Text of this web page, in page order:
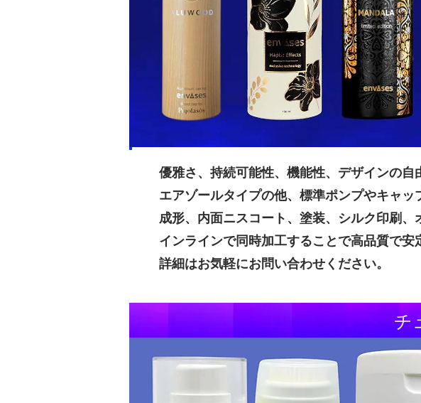
優雅さ、持続可能性、機能性、デザインの自
エアゾールタイプの他、標準ポンプやキャ
成形、内面ニスコート、塗装、シルク印刷
インラインで同時加工することで高品質で安
詳細はお気軽にお問い合わせください。
チ